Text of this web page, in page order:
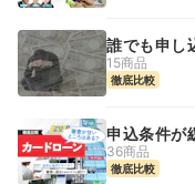
誰でも申し
15商品
徹底比較
申込条件が
36商品
徹底比較